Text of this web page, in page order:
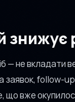
— не вкладати
follow-
вже